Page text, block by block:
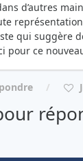
d’autres
qui suggère
pour ce